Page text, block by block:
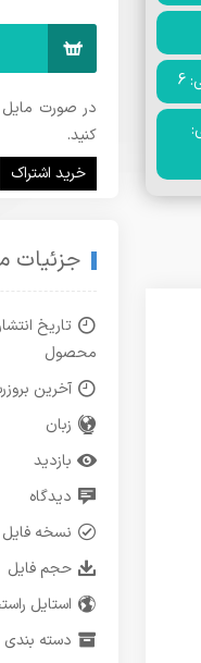
6
در صورت مایل
کنید.
خرید اشتراک
جزئیات
تاریخ انتشار
محصول
آخرین
زبان
بازدید
دیدگاه
نسخه فایل
حجم فایل
استایل
دسته بندی